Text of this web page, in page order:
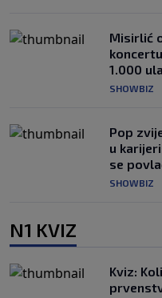
Misirlić
1.000
SHOWBIZ
Pop
u
se
SHOWBIZ
N1 KVIZ
Kviz: